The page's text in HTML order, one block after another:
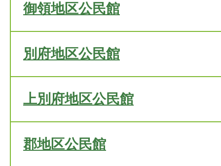
御領地区公民館
別府地区公民館
上別府地区公民館
郡地区公民館